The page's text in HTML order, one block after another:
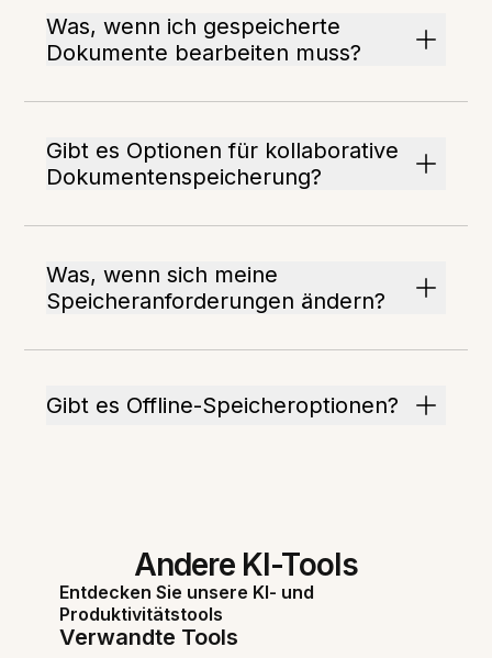
Was, wenn ich gespeicherte
Dokumente bearbeiten muss?
Gibt es Optionen für kollaborative
Dokumentenspeicherung?
Was, wenn sich meine
Speicheranforderungen ändern?
Gibt es Offline-Speicheroptionen?
Andere KI-Tools
Entdecken Sie unsere KI- und
Produktivitätstools
Verwandte Tools